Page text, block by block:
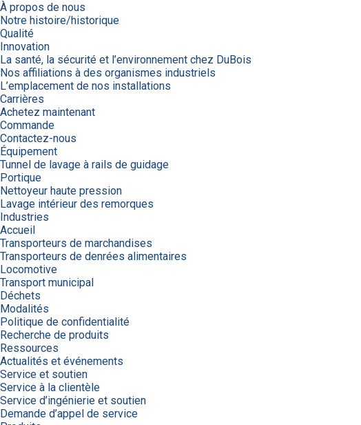
À propos de nous
Notre histoire/historique
Qualité
Innovation
La santé, la sécurité et l’environnement chez DuBois
Nos affiliations à des organismes industriels
L’emplacement de nos installations
Carrières
Achetez maintenant
Commande
Contactez-nous
Équipement
Tunnel de lavage à rails de guidage
Portique
Nettoyeur haute pression
Lavage intérieur des remorques
Industries
Accueil
Transporteurs de marchandises
Transporteurs de denrées alimentaires
Locomotive
Transport municipal
Déchets
Modalités
Politique de confidentialité
Recherche de produits
Ressources
Actualités et événements
Service et soutien
Service à la clientèle
Service d’ingénierie et soutien
Demande d’appel de service